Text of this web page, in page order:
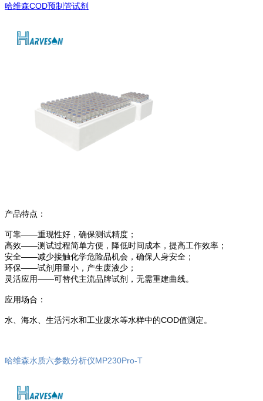
哈维森COD预制管试剂
产品特点：
可靠——重现性好，确保测试精度；
高效——测试过程简单方便，降低时间成本，提高工作效率；
安全——减少接触化学危险品机会，确保人身安全；
环保——试剂用量小，产生废液少；
灵活应用——可替代主流品牌试剂，无需重建曲线。
应用场合：
水、海水、生活污水和工业废水等水样中的COD值测定。
哈维森水质六参数分析仪MP230Pro-T